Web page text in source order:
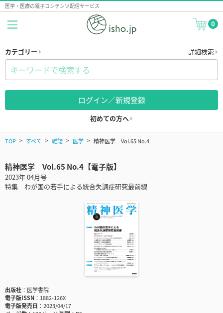
医学・医療の電子コンテンツ配信サービス
0
カテゴリー 詳細検索
ログイン／新規登録
初めての方へ
TOP すべて 雑誌 医学 精神医学 Vol.65 No.4
精神医学 Vol.65 No.4【電子版】
2023年 04月号
特集 わが国の若手による統合失調症研究最前線
出版社
医学書院
電子版ISSN
1882-126X
電子版発売日
2023/04/17